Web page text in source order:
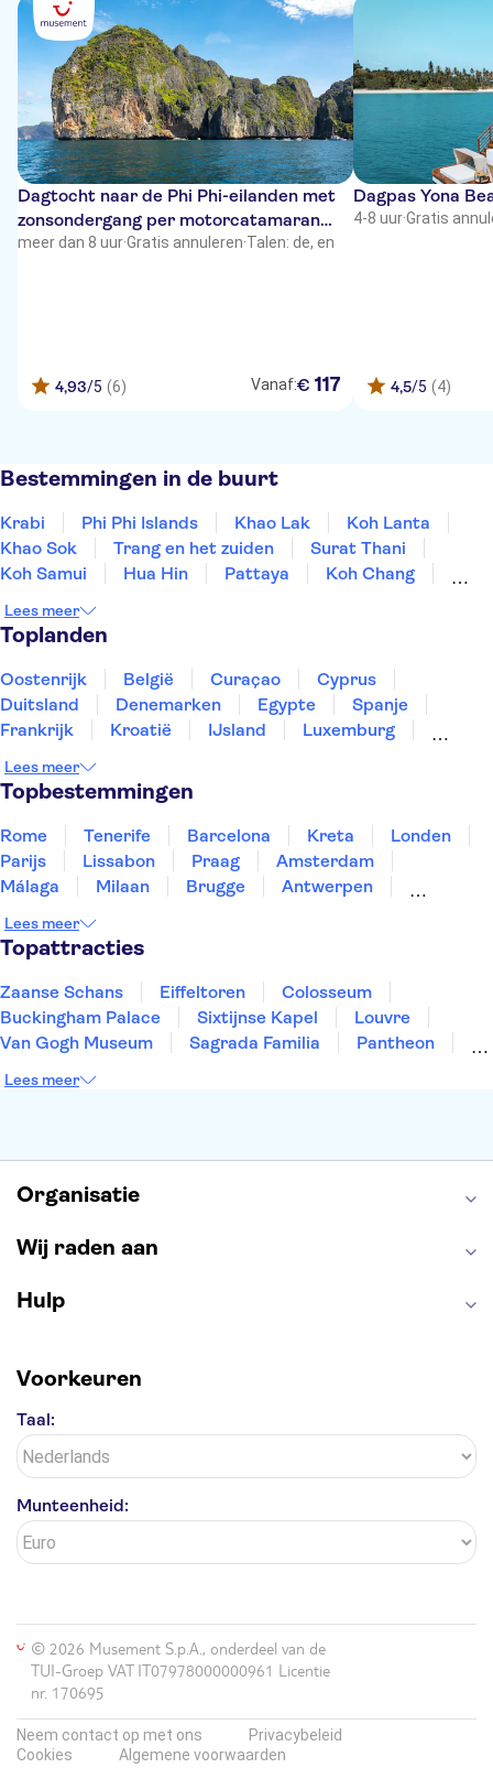
Dagtocht naar de Phi Phi-eilanden met
zonsondergang per motorcatamaran
vanaf Phuket
meer dan 8 uur·Gratis annuleren·Talen: de, en
4,93/5 (6) Vanaf:€ 117
Dagpas Yona
4-8 uur·Gratis
4,5/5 (4)
Bestemmingen in de buurt
Krabi Phi Phi Islands Khao Lak
Koh Lanta
Khao Sok
Trang en het zuiden
Surat Thani
Koh Samui
Hua Hin Pattaya
Koh Chang
Chiang Mai
Lees meer
Toplanden
Oostenrijk België Curaçao
Cyprus
Duitsland
Denemarken Egypte
Spanje
Frankrijk
Kroatië IJsland
Luxemburg
Slovenië
Thailand
Lees meer
Topbestemmingen
Rome Tenerife Barcelona Kreta
Londen
Parijs
Lissabon Praag
Amsterdam
Málaga
Milaan Brugge
Antwerpen
Eindhoven
Lees meer
Topattracties
Zaanse Schans Eiffeltoren
Colosseum
Buckingham Palace
Sixtijnse Kapel
Louvre
Van Gogh Museum
Sagrada Familia
Pantheon
Keukenhof
Lees meer
Organisatie
Wij raden aan
Hulp
Voorkeuren
Taal:
Munteenheid:
© 2026 Musement S.p.A., onderdeel van de
TUI-Groep VAT IT07978000000961 Licentie
nr. 170695
Neem contact op met ons
Privacybeleid
Cookies
Algemene voorwaarden